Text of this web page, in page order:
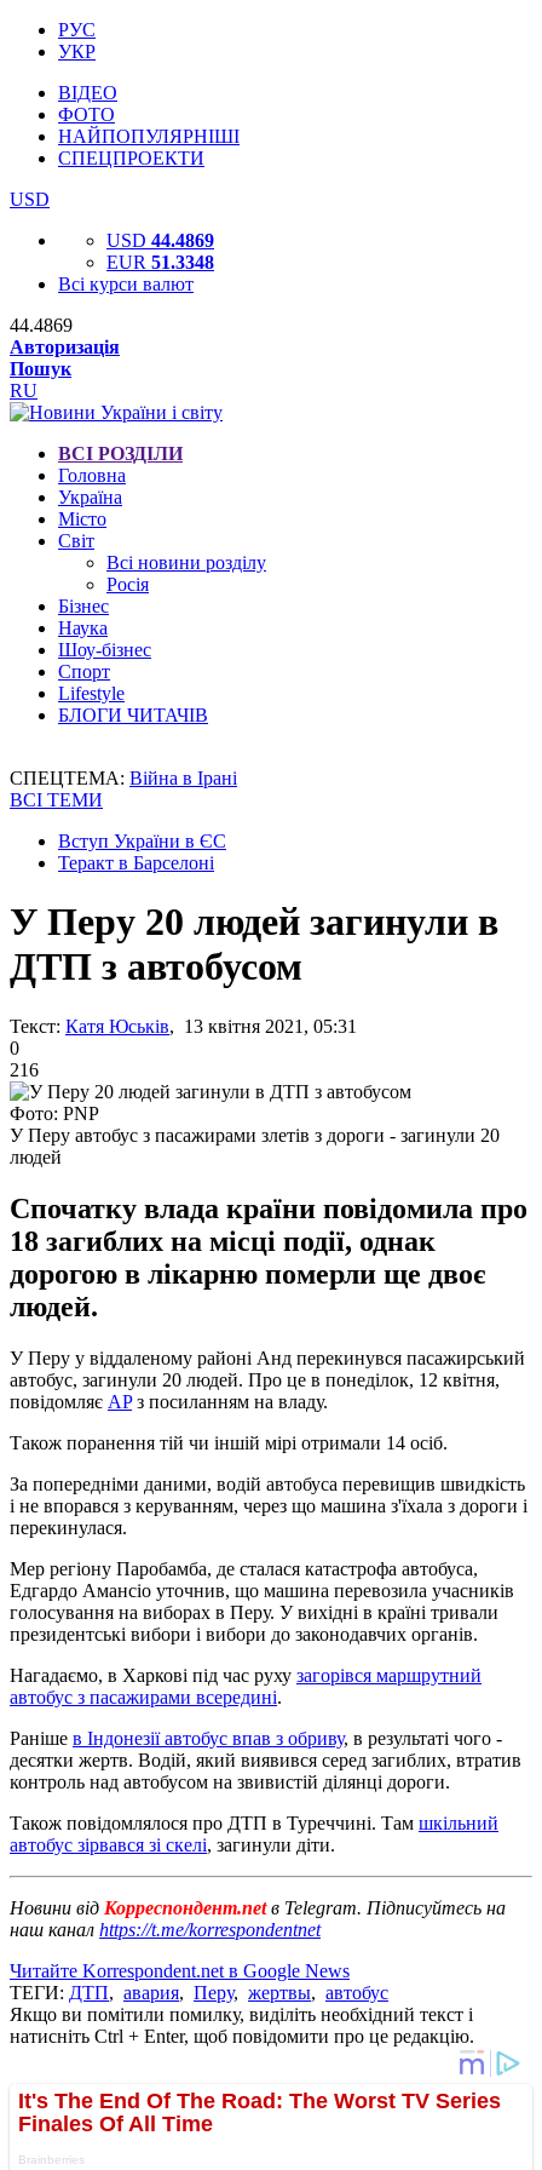
РУС
УКР
ВІДЕО
ФОТО
НАЙПОПУЛЯРНІШІ
СПЕЦПРОЕКТИ
USD
USD 44.4869
EUR 51.3348
Всі курси валют
44.4869
Авторизація
Пошук
RU
ВСІ РОЗДІЛИ
Головна
Україна
Місто
Світ
Всі новини розділу
Росія
Бізнес
Наука
Шоу-бізнес
Спорт
Lifestyle
БЛОГИ ЧИТАЧІВ
СПЕЦТЕМА: Війна в Ірані
ВСІ ТЕМИ
Вступ України в ЄС
Теракт в Барселоні
У Перу 20 людей загинули в
ДТП з автобусом
Текст: Катя Юськів, 13 квітня 2021, 05:31
0
216
Фото: PNP
У Перу автобус з пасажирами злетів з дороги - загинули 20
людей
Спочатку влада країни повідомила про
18 загиблих на місці події, однак
дорогою в лікарню померли ще двоє
людей.
У Перу у віддаленому районі Анд перекинувся пасажирський
автобус, загинули 20 людей. Про це в понеділок, 12 квітня,
повідомляє APз посиланням на владу.
Також поранення тій чи іншій мірі отримали 14 осіб.
За попередніми даними, водій автобуса перевищив швидкість
і не впорався з керуванням, через що машина з'їхала з дороги і
перекинулася.
Мер регіону Паробамба, де сталася катастрофа автобуса,
Едгардо Амансіо уточнив, що машина перевозила учасників
голосування на виборах в Перу. У вихідні в країні тривали
президентські вибори і вибори до законодавчих органів.
Нагадаємо, в Харкові під час руху загорівся маршрутний
автобус з пасажирами всередині.
Раніше в Індонезії автобус впав з обриву, в результаті чого -
десятки жертв. Водій, який виявився серед загиблих, втратив
контроль над автобусом на звивистій ділянці дороги.
Також повідомлялося про ДТП в Туреччині. Там шкільний
автобус зірвався зі скелі, загинули діти.
Новини від Корреспондент.netв Telegram. Підписуйтесь на
наш канал https://t.me/korrespondentnet
Читайте Korrespondent.net в Google News
ТЕГИ: ДТП, авария, Перу, жертвы, автобус
Якщо ви помітили помилку, виділіть необхідний текст і
натисніть Ctrl + Enter, щоб повідомити про це редакцію.